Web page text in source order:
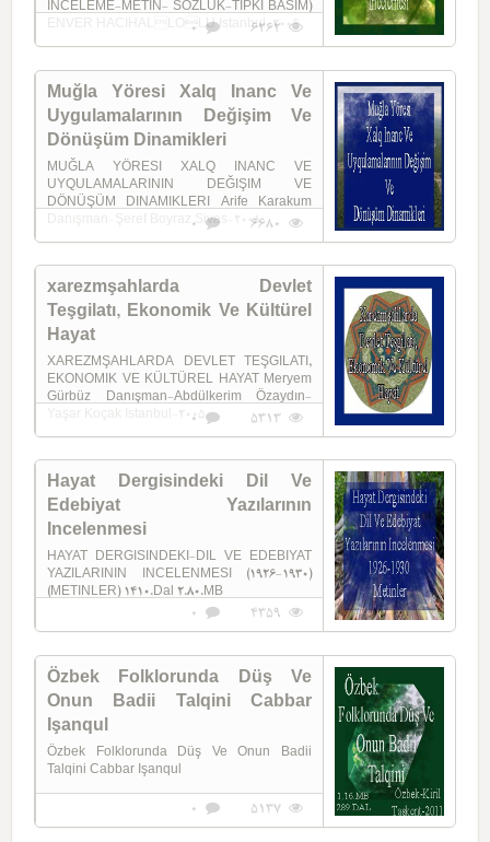
INCELEME-METIN- SÖZLÜK-TIPKI BASIM)
ENVER HACIHALLOLU Istanbul-2006
6262
0
Muğla Yöresi Xalq Inanc Ve
Uygulamalarının Değişim Ve
Dönüşüm Dinamikleri
MUĞLA YÖRESI XALQ INANC VE
UYQULAMALARININ DEĞIŞIM VE
DÖNÜŞÜM DINAMIKLERI Arife Karakum
Danışman-Şeref Boyraz Sivas-20086680
0
xarezmşahlarda Devlet
Teşgilatı, Ekonomik Ve Kültürel
Hayat
XAREZMŞAHLARDA DEVLET TEŞGILATI,
EKONOMIK VE KÜLTÜREL HAYAT Meryem
Gürbüz Danışman-Abdülkerim Özaydın-
Yaşar Koçak Istanbul-2005
5313
0
Hayat Dergisindeki Dil Ve
Edebiyat Yazılarının
Incelenmesi
HAYAT DERGISINDEKI-DIL VE EDEBIYAT
YAZILARININ INCELENMESI (1926-1930)
(METINLER) 1410.Dal 2.80.MB
4359
0
Özbek Folklorunda Düş Ve
Onun Badii Talqini Cabbar
Işanqul
Özbek Folklorunda Düş Ve Onun Badii
Talqini Cabbar Işanqul
5137
0